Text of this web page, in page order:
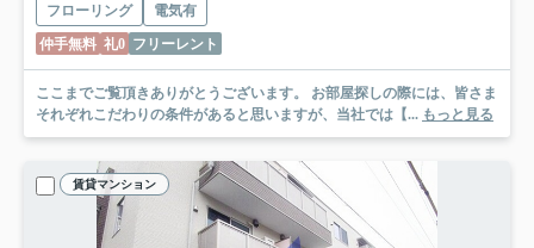
フローリング
電気有
仲手無料 礼0 フリーレント
ここまでご覧頂きありがとうございます。 お部屋探しの際には、皆さま
それぞれこだわりの条件があると思いますが、当社では【... もっと見る
賃貸マンション